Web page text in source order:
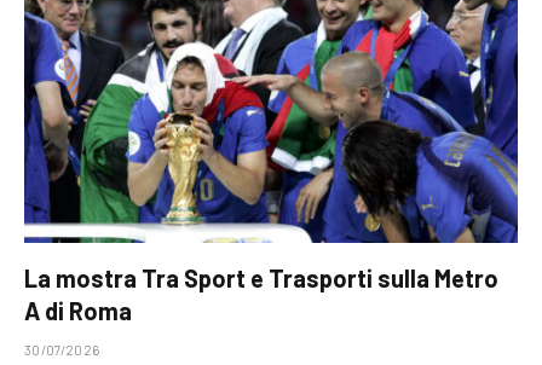
La mostra Tra Sport e Trasporti sulla Metro
A di Roma
30/07/2026